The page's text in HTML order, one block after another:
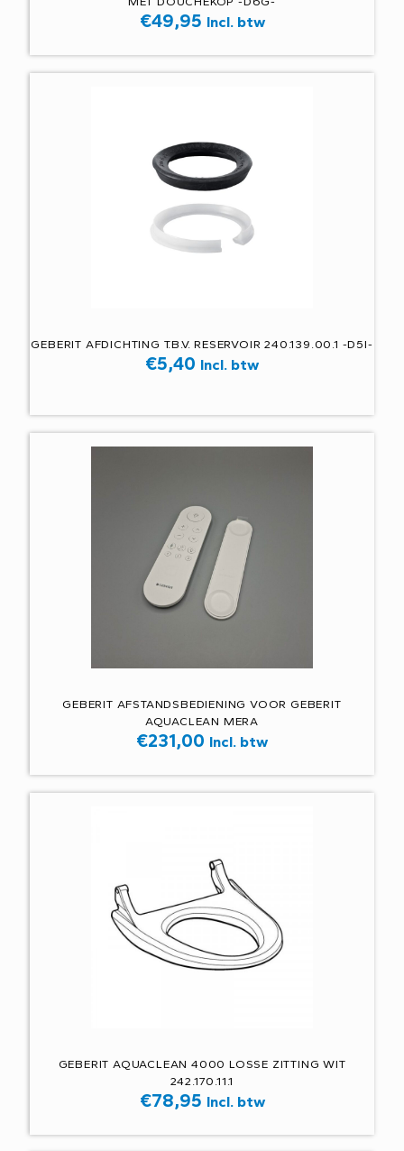
€49,95 Incl. btw
GEBERIT AFDICHTING T.B.V. RESERVOIR 240.139.00.1 -D5I-
€5,40 Incl. btw
GEBERIT AFSTANDSBEDIENING VOOR GEBERIT
AQUACLEAN MERA
€231,00 Incl. btw
GEBERIT AQUACLEAN 4000 LOSSE ZITTING WIT
242.170.11.1
€78,95 Incl. btw